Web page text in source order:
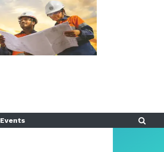
Events